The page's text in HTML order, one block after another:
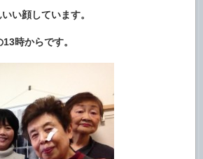
い顔しています。
時からです。